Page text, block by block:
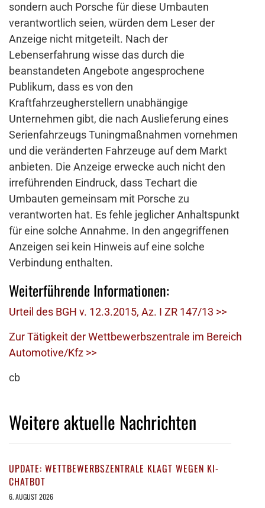
sondern auch Porsche für diese Umbauten
verantwortlich seien, würden dem Leser der
Anzeige nicht mitgeteilt. Nach der
Lebenserfahrung wisse das durch die
beanstandeten Angebote angesprochene
Publikum, dass es von den
Kraftfahrzeugherstellern unabhängige
Unternehmen gibt, die nach Auslieferung eines
Serienfahrzeugs Tuningmaßnahmen vornehmen
und die veränderten Fahrzeuge auf dem Markt
anbieten. Die Anzeige erwecke auch nicht den
irreführenden Eindruck, dass Techart die
Umbauten gemeinsam mit Porsche zu
verantworten hat. Es fehle jeglicher Anhaltspunkt
für eine solche Annahme. In den angegriffenen
Anzeigen sei kein Hinweis auf eine solche
Verbindung enthalten.
Weiterführende Informationen:
Urteil des BGH v. 12.3.2015, Az. I ZR 147/13 >>
Zur Tätigkeit der Wettbewerbszentrale im Bereich
Automotive/Kfz >>
cb
Weitere aktuelle Nachrichten
UPDATE: WETTBEWERBSZENTRALE KLAGT WEGEN KI-
CHATBOT
6. AUGUST 2026